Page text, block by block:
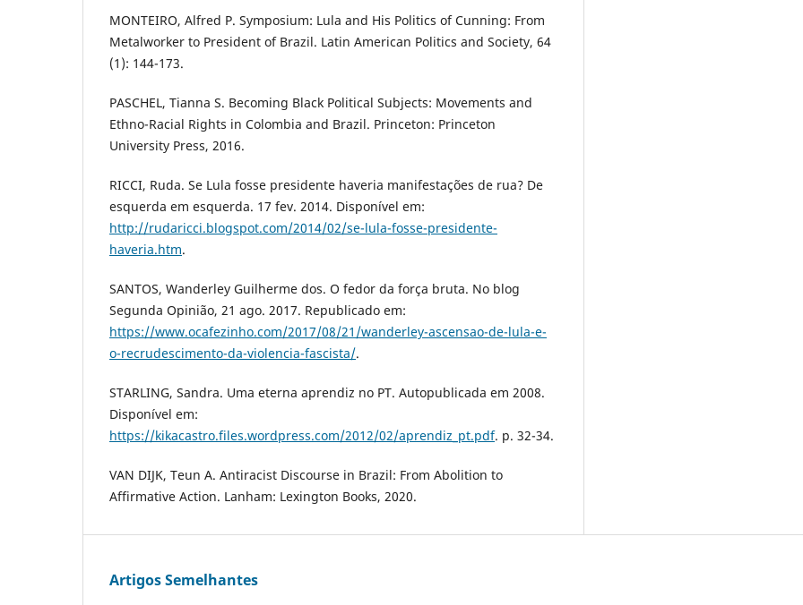
MONTEIRO, Alfred P. Symposium: Lula and His Politics of Cunning: From
Metalworker to President of Brazil. Latin American Politics and Society, 64
(1): 144-173.
PASCHEL, Tianna S. Becoming Black Political Subjects: Movements and
Ethno-Racial Rights in Colombia and Brazil. Princeton: Princeton
University Press, 2016.
RICCI, Ruda. Se Lula fosse presidente haveria manifestações de rua? De
esquerda em esquerda. 17 fev. 2014. Disponível em:
http://rudaricci.blogspot.com/2014/02/se-lula-fosse-presidente-
haveria.htm.
SANTOS, Wanderley Guilherme dos. O fedor da força bruta. No blog
Segunda Opinião, 21 ago. 2017. Republicado em:
https://www.ocafezinho.com/2017/08/21/wanderley-ascensao-de-lula-e-
o-recrudescimento-da-violencia-fascista/.
STARLING, Sandra. Uma eterna aprendiz no PT. Autopublicada em 2008.
Disponível em:
https://kikacastro.files.wordpress.com/2012/02/aprendiz_pt.pdf. p. 32-34.
VAN DIJK, Teun A. Antiracist Discourse in Brazil: From Abolition to
Affirmative Action. Lanham: Lexington Books, 2020.
Artigos Semelhantes